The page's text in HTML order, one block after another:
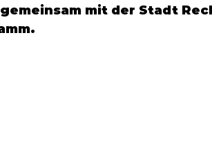
mit der Stadt